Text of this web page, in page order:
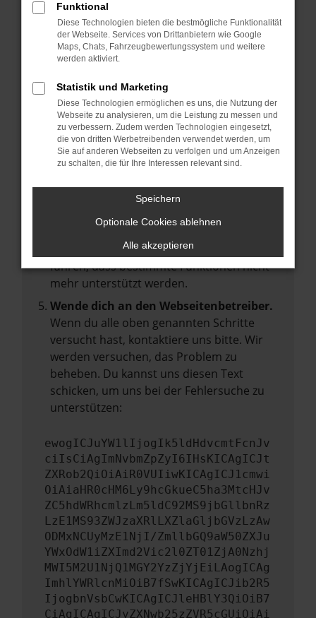
Prüfe deine Browsererweiterungen.
Manche Erweiterungen, wie Werbeblocker,
können das Laden bestimmter Seiten
anderen Browser oder in einem privaten
Fenster?
Starte dein Gerät neu.
Das kann manchmal helfen,
vorübergehende Probleme zu beheben.
Betriebssystem auf dem neuesten Stand
Veraltete Software birgt nicht nur ein
Sicherheitsrisiko, sondern kann auch dazu
führen, dass bestimmte Funktionen nicht
mehr unterstützt werden.
Wende dich an den Webseitenbetreiber.
Wenn du alle oben genannten Schritte
versucht hast, kontaktiere uns bitte. Wir
werden versuchen, das Problem zu
beheben. Du kannst uns diesen Text
schicken, um uns bei der Fehlersuche zu
unterstützen:
ewogICJuYW1lIjogIk5ldHdvcmtFcnJv
ciIsCiAgImNvbmZpZyI6IHsKICAgICJt
ZXRob2QiOiAiR0VUIiwKICAgICJ1cmwi
OiAiaHR0cHM6Ly9hcGkueC5ha3MtcHJv
ZC5hdWRhcmlzLm5ldC92MS9jbGllbnRz
LzE1MS93ZWJzaXRlLXZlaGljbGVzLzAw
ODMxNCUyMzE1NjI/ZmllbGQ9aW50ZXJu
YWxOdW1iZXImd2Vic2l0ZT01ZjA0Nzhj
MWI5M2U1NjQ1MGY2YzZjYjEiLAogICAg
ImhlYWRlcnMiOiB7fSwKICAgICJib2R5
IjogbnVsbCwKICAgICJleHBlY3QiOiB7
CiAgICAgICJyZXNwb25zZVR5cGUiOiAi
Funktional
Diese Technologien bieten die bestmögliche Funktionalität
der Webseite. Services von Drittanbietern wie Google
Maps, Chats, Fahrzeugbewertungssystem und weitere
werden aktiviert.
Statistik und Marketing
Diese Technologien ermöglichen es uns, die Nutzung der
Webseite zu analysieren, um die Leistung zu messen und
zu verbessern. Zudem werden Technologien eingesetzt,
die von dritten Werbetreibenden verwendet werden, um
Sie auf anderen Webseiten zu verfolgen und um Anzeigen
zu schalten, die für Ihre Interessen relevant sind.
Speichern
Optionale Cookies ablehnen
Alle akzeptieren